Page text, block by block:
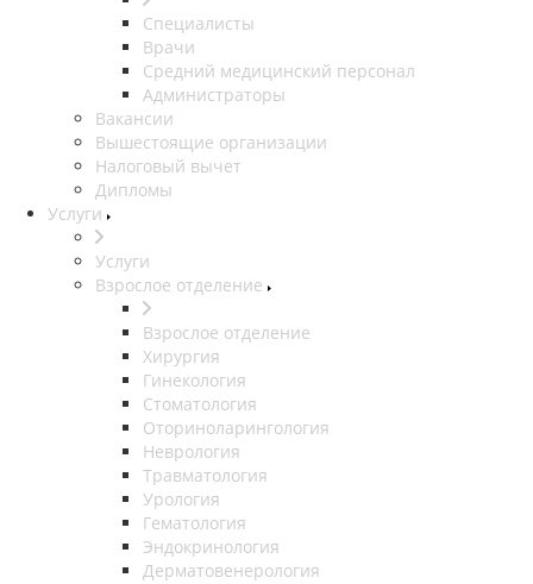
Специалисты
Врачи
Средний медицинский персонал
Администраторы
Вакансии
Вышестоящие организации
Налоговый вычет
Дипломы
Услуги
Услуги
Взрослое отделение
Взрослое отделение
Хирургия
Гинекология
Стоматология
Оториноларингология
Неврология
Травматология
Урология
Гематология
Эндокринология
Дерматовенерология